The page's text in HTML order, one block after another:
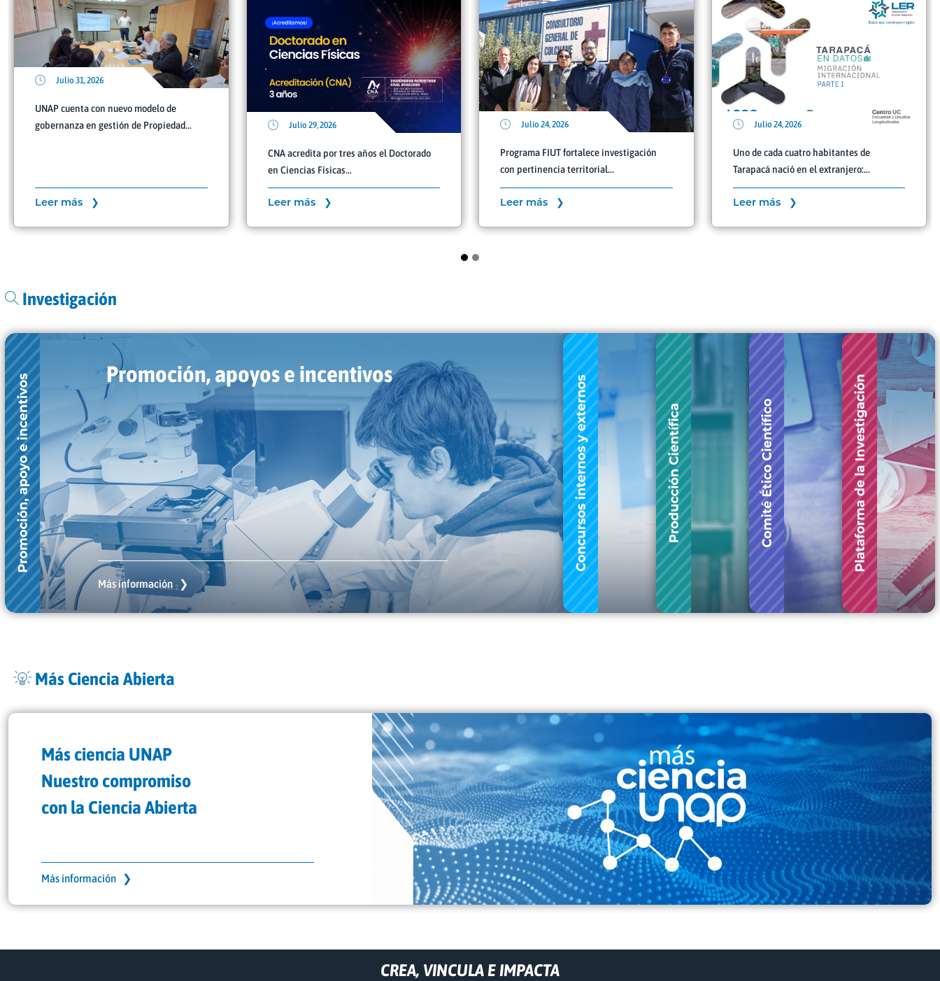
Julio 31, 2026
UNAP cuenta con nuevo modelo de
gobernanza en gestión de Propiedad...
Leer más ❯
Julio 29, 2026
CNA acredita por tres años el Doctorado
en Ciencias Físicas...
Leer más ❯
Julio 24, 2026
Programa FIUT fortalece investigación
con pertinencia territorial...
Leer más ❯
Julio 24, 2026
Uno de cada cuatro habitantes de
Tarapacá nació en el extranjero:...
Leer más ❯
Investigación
Promoción, apoyos e incentivos
Más información ❯
Concursos internos,
externos y solicitud de
patrocinio
Más información ❯
Producción
UNAP
Más información ❯
Comité
Científico
Más información ❯
Más Ciencia Abierta
Más ciencia UNAP
Nuestro compromiso
con la Ciencia Abierta
Más información ❯
CREA, VINCULA E IMPACTA